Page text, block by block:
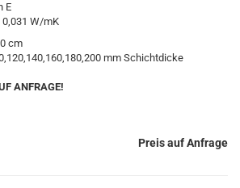
E
W/mK
cm
mm Schichtdicke
ANFRAGE!
Preis auf Anfrage